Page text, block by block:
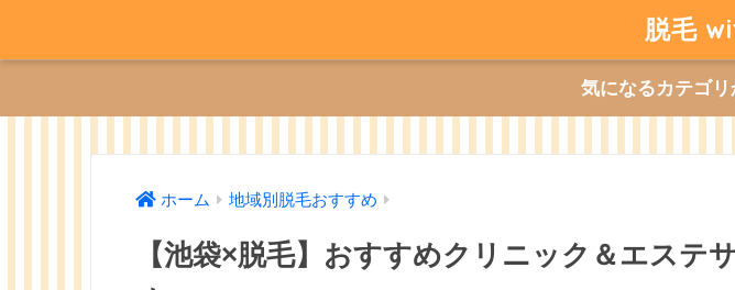
脱毛
気になるカテゴ
ホーム 地域別脱毛おすすめ
【池袋×脱毛】おすすめクリニック＆エステ